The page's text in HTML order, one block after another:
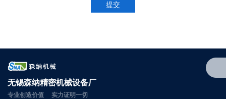
提交
无锡森纳精密机械设备厂
专业创造价值 实力证明一切